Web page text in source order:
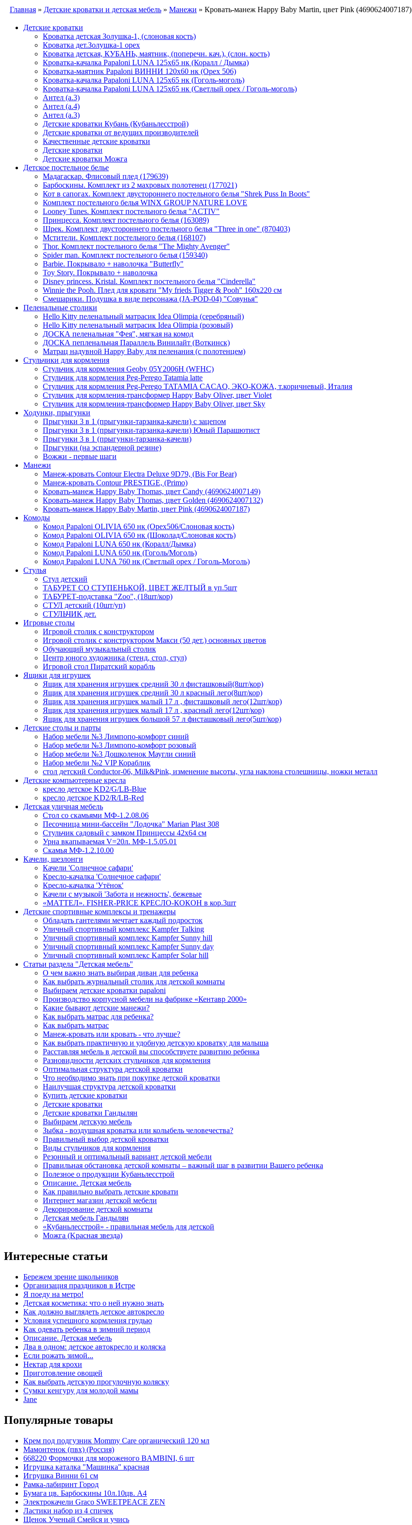
Главная » Детские кроватки и детская мебель » Манежи » Кровать-манеж Happy Baby Martin, цвет Pink (4690624007187)
Детские кроватки
Кроватка детская Золушка-1, (слоновая кость)
Кроватка дет.Золушка-1 орех
Кроватка детская, КУБАНЬ, маятник, (поперечн. кач.), (слон. кость)
Кроватка-качалка Papaloni LUNA 125х65 нк (Коралл / Дымка)
Кроватка-маятник Papaloni ВИННИ 120х60 нк (Орех 506)
Кроватка-качалка Papaloni LUNA 125х65 нк (Гоголь-моголь)
Кроватка-качалка Papaloni LUNA 125х65 нк (Светлый орех / Гоголь-моголь)
Антел (а.3)
Антел (а.4)
Антел (а.3)
Детские кроватки Кубань (Кубаньлесстрой)
Детские кроватки от ведущих производителей
Качественные детские кроватки
Детские кроватки
Детские кроватки Можга
Детское постельное белье
Мадагаскар. Флисовый плед (179639)
Барбоскины. Комплект из 2 махровых полотенец (177021)
Кот в сапогах. Комплект двустороннего постельного белья "Shrek Puss In Boots"
Комплект постельного белья WINX GROUP NATURE LOVE
Looney Tunes. Комплект постельного белья "ACTIV"
Принцесса. Комплект постельного белья (163089)
Шрек. Комплект двустороннего постельного белья "Three in one" (870403)
Мстители. Комплект постельного белья (168107)
Thor. Комплект постельного белья "The Mighty Avenger"
Spider man. Комплект постельного белья (159340)
Barbie. Покрывало + наволочка "Butterfly"
Toy Story. Покрывало + наволочка
Disney princess. Kristal. Комплект постельного белья "Cinderella"
Winnie the Pooh. Плед для кровати "My frieds Tigger & Pooh" 160х220 см
Смешарики. Подушка в виде персонажа (JA-POD-04) "Совунья"
Пеленальные столики
Hello Kitty пеленальный матрасик Idea Olimpia (серебряный)
Hello Kitty пеленальный матрасик Idea Olimpia (розовый)
ДОСКА пеленальная "Фея", мягкая на комод
ДОСКА пепленальная Параллель Винилайт (Воткинск)
Матрац надувной Happy Baby для пеленания (с полотенцем)
Стульчики для кормления
Стульчик для кормления Geoby 05Y2006H (WFHC)
Стульчик для кормления Peg-Perego Tatamia latte
Стульчик для кормления Peg-Perego TATAMIA CACAO, ЭКО-КОЖА, т.коричневый, Италия
Cтульчик для кормления-трансформер Happy Baby Oliver, цвет Violet
Cтульчик для кормления-трансформер Happy Baby Oliver, цвет Sky
Ходунки, прыгунки
Прыгунки 3 в 1 (прыгунки-тарзанка-качели) с зацепом
Прыгунки 3 в 1 (прыгунки-тарзанка-качели) Юный Парашютист
Прыгунки 3 в 1 (прыгунки-тарзанка-качели)
Прыгунки (на эспандерной резине)
Вожжи - первые шаги
Манежи
Манеж-кровать Contour Electra Deluxe 9D79, (Bis For Bear)
Манеж-кровать Contour PRESTIGE, (Primo)
Кровать-манеж Happy Baby Thomas, цвет Candy (4690624007149)
Кровать-манеж Happy Baby Thomas, цвет Golden (4690624007132)
Кровать-манеж Happy Baby Martin, цвет Pink (4690624007187)
Комоды
Комод Papaloni OLIVIA 650 нк (Орех506/Слоновая кость)
Комод Papaloni OLIVIA 650 нк (Шоколад/Слоновая кость)
Комод Papaloni LUNA 650 нк (Коралл/Дымка)
Комод Papaloni LUNA 650 нк (Гоголь/Моголь)
Комод Papaloni LUNA 760 нк (Светлый орех / Гоголь-Моголь)
Стулья
Стул детский
ТАБУРЕТ СО СТУПЕНЬКОЙ, ЦВЕТ ЖЕЛТЫЙ в уп.5шт
ТАБУРЕТ-подставка "Zoo", (18шт/кор)
СТУЛ детский (10шт/уп)
СТУЛЬЧИК дет.
Игровые столы
Игровой столик с конструктором
Игровой столик с конструктором Макси (50 дет.) основных цветов
Обучающий музыкальный столик
Центр юного художника (стенд, стол, стул)
Игровой стол Пиратский корабль
Ящики для игрушек
Ящик для хранения игрушек средний 30 л фисташковый(8шт/кор)
Ящик для хранения игрушек средний 30 л красный лего(8шт/кор)
Ящик для хранения игрушек малый 17 л , фисташковый лего(12шт/кор)
Ящик для хранения игрушек малый 17 л , красный лего(12шт/кор)
Ящик для хранения игрушек большой 57 л фисташковый лего(5шт/кор)
Детские столы и парты
Набор мебели №3 Лимпопо-комфорт синий
Набор мебели №3 Лимпопо-комфорт розовый
Набор мебели №3 Дошколенок Маугли синий
Набор мебели №2 VIP Кораблик
стол детский Conductor-06, Milk&Pink, изменение высоты, угла наклона столешницы, ножки металл
Детские компьютерные кресла
кресло детское KD2/G/LB-Blue
кресло детское KD2/R/LB-Red
Детская уличная мебель
Стол со скамьями МФ-1.2.08.06
Песочница мини-бассейн "Лодочка" Marian Plast 308
Стульчик садовый с замком Принцессы 42х64 см
Урна вкапываемая V=20л. МФ-1.5.05.01
Скамья МФ-1.2.10.00
Качели, шезлонги
Качели 'Солнечное сафари'
Кресло-качалка 'Солнечное сафари'
Кресло-качалка 'Утёнок'
Качели с музыкой 'Забота и нежность', бежевые
«МАТТЕЛ». FISHER-PRICE КРЕСЛО-КОКОН в кор.3шт
Детские спортивные комплексы и тренажеры
Обладать гантелями мечтает каждый подросток
Уличный спортивный комплекс Kampfer Talking
Уличный спортивный комплекс Kampfer Sunny hill
Уличный спортивный комплекс Kampfer Sunny day
Уличный спортивный комплекс Kampfer Solar hill
Статьи раздела "Детская мебель"
О чем важно знать выбирая диван для ребенка
Как выбрать журнальный столик для детской комнаты
Выбираем детские кроватки papaloni
Производство корпусной мебели на фабрике «Кентавр 2000»
Какие бывают детские манежи?
Как выбрать матрас для ребенка?
Как выбрать матрас
Манеж-кровать или кровать - что лучше?
Как выбрать практичную и удобную детскую кроватку для малыша
Расставляя мебель в детской вы способствуете развитию ребенка
Разновидности детских стульчиков для кормления
Оптимальная структура детской кроватки
Что необходимо знать при покупке детской кроватки
Наилучшая структура детской кроватки
Купить детские кроватки
Детские кроватки
Детские кроватки Гандылян
Выбираем детскую мебель
Зыбка - воздушная кроватка или колыбель человечества?
Правильный выбор детской кроватки
Виды стульчиков для кормления
Резонный и оптимальный вариант детской мебели
Правильная обстановка детской комнаты – важный шаг в развитии Вашего ребенка
Полезное о продукции Кубаньлесстрой
Описание. Детская мебель
Как правильно выбрать детские кровати
Интернет магазин детской мебели
Декорирование детской комнаты
Детская мебель Гандылян
«Кубаньлесстрой» - правильная мебель для детской
Можга (Kрасная звезда)
Интересные статьи
Бережем зрение школьников
Организация праздников в Истре
Я поеду на метро!
Детская косметика: что о ней нужно знать
Как должно выглядеть детское автокресло
Условия успешного кормления грудью
Как одевать ребенка в зимний период
Описание. Детская мебель
Два в одном: детское автокресло и коляска
Если рожать зимой...
Нектар для крохи
Приготовление овощей
Как выбрать детскую прогулочную коляску
Сумки кенгуру для молодой мамы
Jane
Популярные товары
Крем под подгузник Mommy Care органический 120 мл
Мамонтенок (пвх) (Россия)
668220 Формочки для мороженого BAMBINI, 6 шт
Игрушка каталка "Машинка" красная
Игрушка Винни 61 см
Рамка-лабиринт Город
Бумага цв. Барбоскины 10л.10цв. А4
Электрокачели Graco SWEETPEACE ZEN
Ластики набор из 4 спичек
Щенок Ученый Смейся и учись